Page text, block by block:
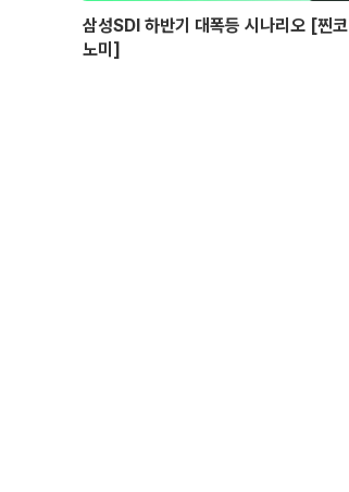
삼성SDI 하반기 대폭등 시나리오 [찐코
노미]